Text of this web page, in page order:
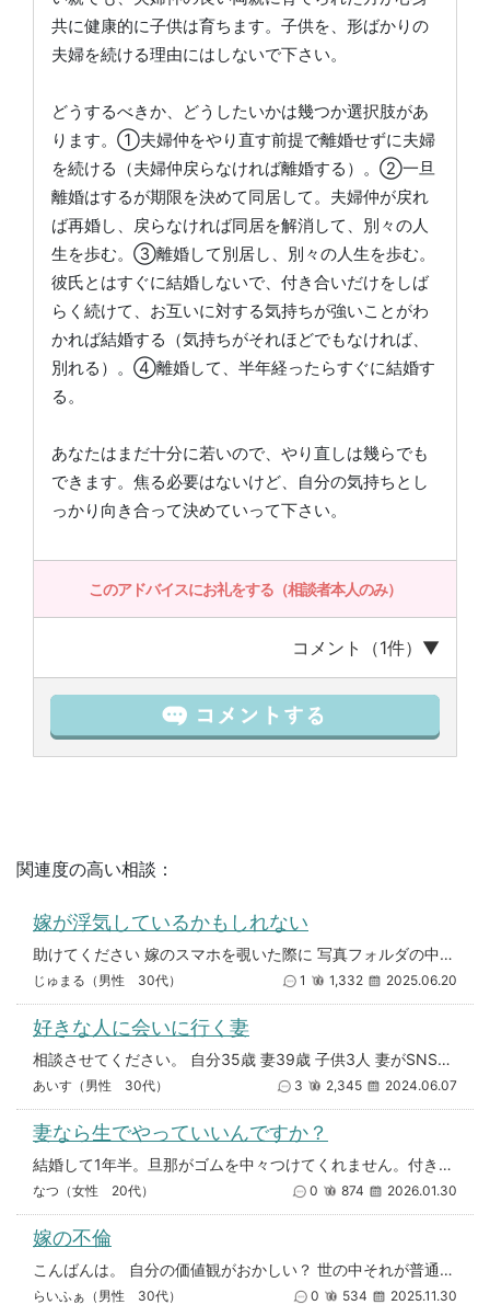
共に健康的に子供は育ちます。子供を、形ばかりの
夫婦を続ける理由にはしないで下さい。
どうするべきか、どうしたいかは幾つか選択肢があ
ります。①夫婦仲をやり直す前提で離婚せずに夫婦
を続ける（夫婦仲戻らなければ離婚する）。②一旦
離婚はするが期限を決めて同居して。夫婦仲が戻れ
ば再婚し、戻らなければ同居を解消して、別々の人
生を歩む。③離婚して別居し、別々の人生を歩む。
彼氏とはすぐに結婚しないで、付き合いだけをしば
らく続けて、お互いに対する気持ちが強いことがわ
かれば結婚する（気持ちがそれほどでもなければ、
別れる）。④離婚して、半年経ったらすぐに結婚す
る。
あなたはまだ十分に若いので、やり直しは幾らでも
できます。焦る必要はないけど、自分の気持ちとし
っかり向き合って決めていって下さい。
このアドバイスにお礼をする（相談者本人のみ）
コメント（1件）▼
関連度の高い相談：
嫁が浮気しているかもしれない
助けてください 嫁のスマホを覗いた際に 写真フォルダの中に知らない男の写真があり 嫁の友人とのLINE内容を見てみると
じゅまる（男性 30代） 1 1,332 2025.06.20
好きな人に会いに行く妻
相談させてください。 自分35歳 妻39歳 子供3人 妻がSNSで知り合った男性と会うようです。 1泊2日の出張に行く
あいす（男性 30代） 3 2,345 2024.06.07
妻なら生でやっていいんですか？
結婚して1年半。旦那がゴムを中々つけてくれません。付き合ってた時はしてくれたのに、しれっと生でやったりしてます。怒っても
なつ（女性 20代） 0 874 2026.01.30
嫁の不倫
こんばんは。 自分の価値観がおかしい？ 世の中それが普通？と思ったので相談させていただきます。 35歳子供２人 嫁も同
らいふぁ（男性 30代） 0 534 2025.11.30